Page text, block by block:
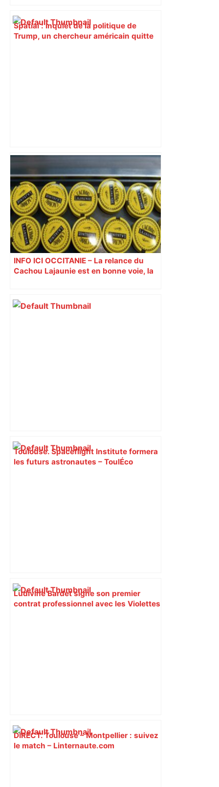
Spatial : inquiet de la politique de
Trump, un chercheur américain quitte
De l’Aveyron à New York, comment la
galerie Pol Lemétais est devenue une
référence de l’art brut à Toulouse –
ladepeche.fr
INFO ICI OCCITANIE – La relance du
Cachou Lajaunie est en bonne voie, la
Toulouse. Spaceflight Institute formera
les futurs astronautes – ToulÉco
Ludivine Bardet signe son premier
contrat professionnel avec les Violettes
DIRECT. Toulouse – Montpellier : suivez
le match – Linternaute.com